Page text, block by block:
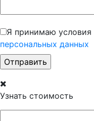
Я принимаю условия
персональных данных
Узнать стоимость